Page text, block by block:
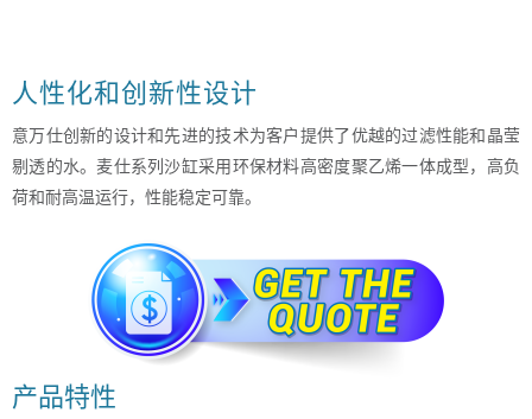
人性化和创新性设计
意万仕创新的设计和先进的技术为客户提供了优越的过滤性能和晶莹
剔透的水。麦仕系列沙缸采用环保材料高密度聚乙烯一体成型，高负
荷和耐高温运行，性能稳定可靠。
产品特性
姓名*
电邮*